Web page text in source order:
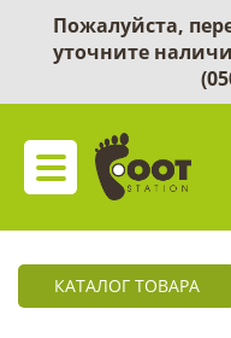
Пожалуйста,
уточните
КАТАЛОГ ТОВАРА